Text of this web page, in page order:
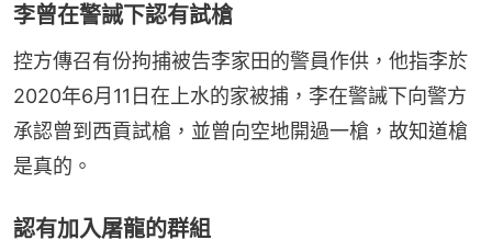
李曾在警誡下認有試槍
控方傳召有份拘捕被告李家田的警員作供，他指李於
2020年6月11日在上水的家被捕，李在警誡下向警方
承認曾到西貢試槍，並曾向空地開過一槍，故知道槍
是真的。
認有加入屠龍的群組